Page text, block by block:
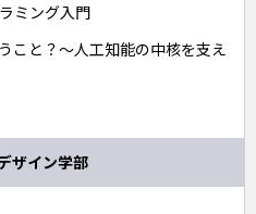
ミング入門
こと？～人工知能の中核を支え
ザイン学部